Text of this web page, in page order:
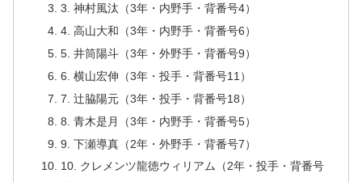
3. 神村風汰（3年・内野手・背番号4）
4. 高山大和（3年・内野手・背番号6）
5. 井筒陽斗（3年・外野手・背番号9）
6. 横山宏伸（3年・投手・背番号11）
7. 辻脇陽元（3年・投手・背番号18）
8. 青木是月（3年・内野手・背番号5）
9. 下瀬導真（2年・外野手・背番号7）
10. クレメンツ龍徳ウィリアム（2年・投手・背番号